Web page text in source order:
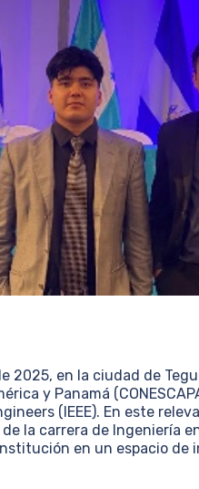
2025, en la ciudad de
y Panamá
(IEEE). En este
la carrera de Ingeniería
en un espacio